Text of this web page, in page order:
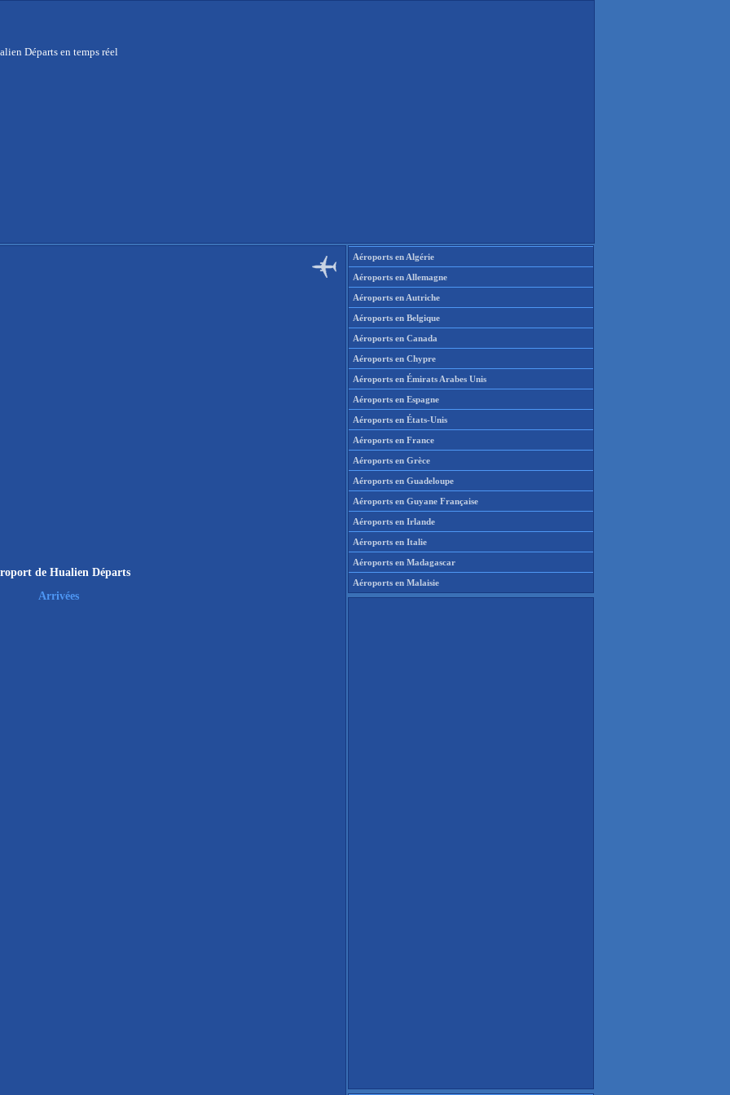
Départs en temps réel
de Hualien Départs
Arrivées
Aéroports en Algérie
Aéroports en Allemagne
Aéroports en Autriche
Aéroports en Belgique
Aéroports en Canada
Aéroports en Chypre
Aéroports en Émirats Arabes Unis
Aéroports en Espagne
Aéroports en États-Unis
Aéroports en France
Aéroports en Grèce
Aéroports en Guadeloupe
Aéroports en Guyane Française
Aéroports en Irlande
Aéroports en Italie
Aéroports en Madagascar
Aéroports en Malaisie